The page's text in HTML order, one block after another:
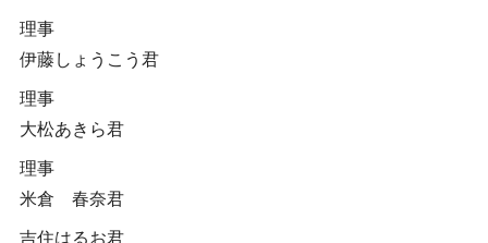
理事
伊藤しょうこう君
理事
大松あきら君
理事
米倉 春奈君
吉住はるお君